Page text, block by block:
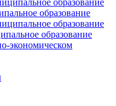
образование
образование
образование
экономическом